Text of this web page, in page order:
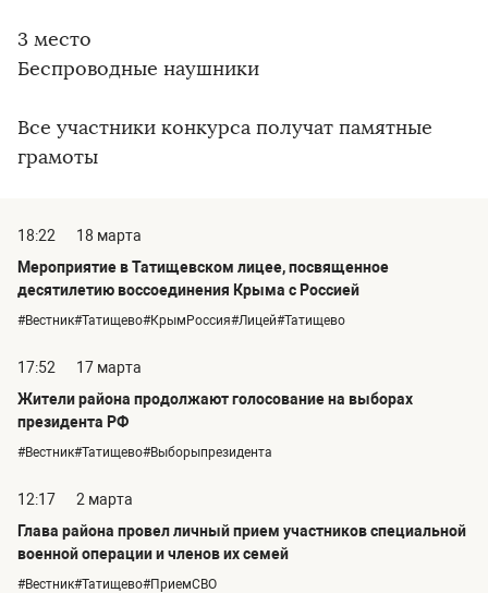
3 место
Беспроводные наушники
Все участники конкурса получат памятные
грамоты
18:22
18 марта
Мероприятие в Татищевском лицее, посвященное
десятилетию воссоединения Крыма с Россией
#Вестник#Татищево#КрымРоссия#Лицей#Татищево
17:52
17 марта
Жители района продолжают голосование на выборах
президента РФ
#Вестник#Татищево#Выборыпрезидента
12:17
2 марта
Глава района провел личный прием участников специальной
военной операции и членов их семей
#Вестник#Татищево#ПриемСВО